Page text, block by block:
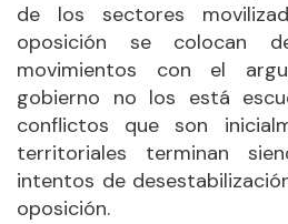
de los sectores
oposición se colocan
movimientos con el
gobierno no los está
conflictos que son
territoriales terminan
intentos de
oposición.